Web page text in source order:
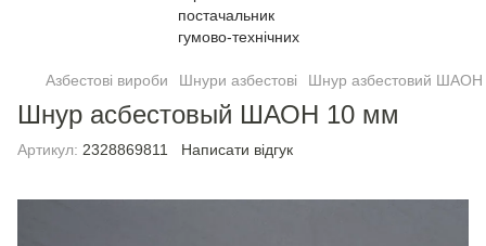
Азбестові вироби Шнури азбестові Шнур азбестовий ШАОН
Шнур асбестовый ШАОН 10 мм
Артикул: 2328869811 Написати відгук